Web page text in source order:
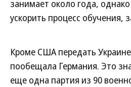
занимает около года,
ускорить процесс обучения,
Кроме США передать
пообещала Германия. Это
еще одна партия из 90